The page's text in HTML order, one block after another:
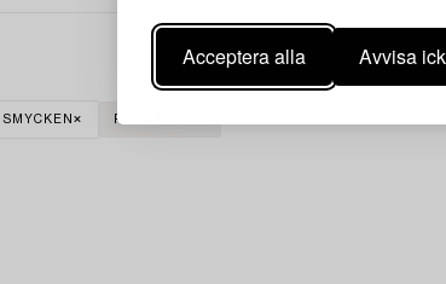
Acceptera alla Avvisa
SMYCKEN RENSA ALLA